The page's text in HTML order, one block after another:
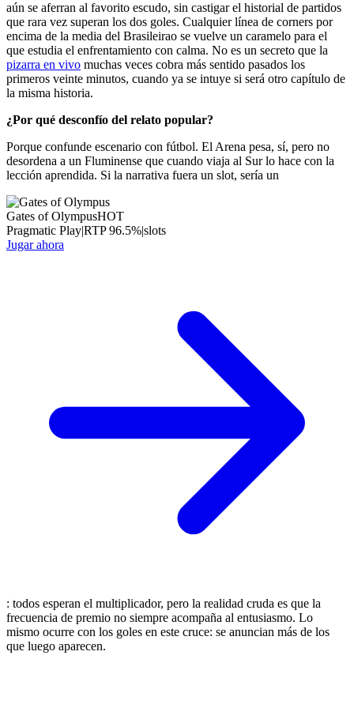
aún se aferran al favorito escudo, sin castigar el historial de partidos
que rara vez superan los dos goles. Cualquier línea de corners por
encima de la media del Brasileirao se vuelve un caramelo para el
que estudia el enfrentamiento con calma. No es un secreto que la
pizarra en vivo muchas veces cobra más sentido pasados los
primeros veinte minutos, cuando ya se intuye si será otro capítulo de
la misma historia.
¿Por qué desconfío del relato popular?
Porque confunde escenario con fútbol. El Arena pesa, sí, pero no
desordena a un Fluminense que cuando viaja al Sur lo hace con la
lección aprendida. Si la narrativa fuera un slot, sería un
Gates of OlympusHOT
Pragmatic Play|RTP96.5%|slots
Jugar ahora
: todos esperan el multiplicador, pero la realidad cruda es que la
frecuencia de premio no siempre acompaña al entusiasmo. Lo
mismo ocurre con los goles en este cruce: se anuncian más de los
que luego aparecen.